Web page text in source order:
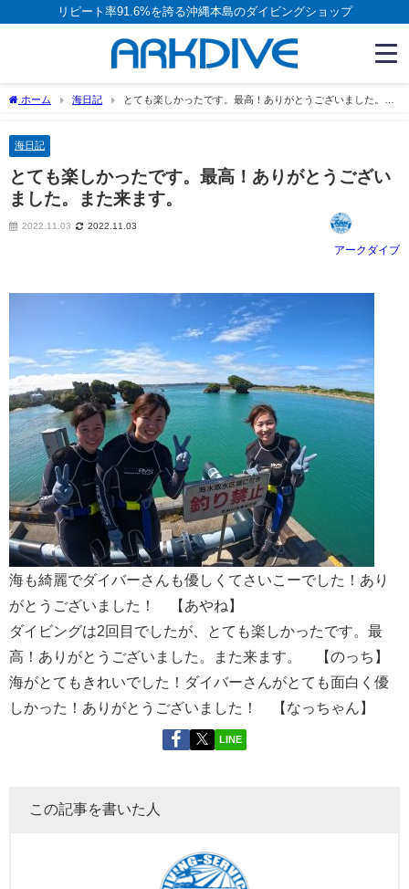
リピート率91.6%を誇る沖縄本島のダイビングショップ
ホーム 海日記
とても楽しかったです。最高！ありがとうございました。ま
海日記
とても楽しかったです。最高！ありがとうござい
ました。また来ます。
2022.11.03 2022.11.03
アークダイブ
海も綺麗でダイバーさんも優しくてさいこーでした！あり
がとうございました！ 【あやね】
ダイビングは2回目でしたが、とても楽しかったです。最
高！ありがとうございました。また来ます。 【のっち】
海がとてもきれいでした！ダイバーさんがとても面白く優
しかった！ありがとうございました！ 【なっちゃん】
LINE
この記事を書いた人